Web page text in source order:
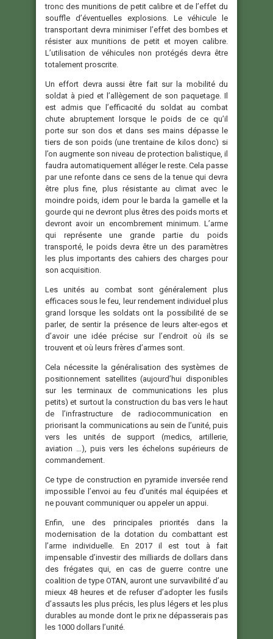
tronc des munitions de petit calibre et de l’effet du
souffle d’éventuelles explosions. Le véhicule le
transportant devra minimiser l’effet des bombes et
résister aux munitions de petit et moyen calibre.
L’utilisation de véhicules non protégés devra être
totalement proscrite.
Un effort devra aussi être fait sur la mobilité du
soldat à pied et l’allègement de son paquetage. Il
est admis que l’efficacité du soldat au combat
chute abruptement lorsque le poids de ce qu’il
porte sur son dos et dans ses mains dépasse le
tiers de son poids (une trentaine de kilos donc) si
l’on augmente son niveau de protection balistique, il
faudra automatiquement alléger le reste. Cela passe
par une refonte dans ce sens de la tenue qui devra
être plus fine, plus résistante au climat avec le
moindre poids, idem pour le barda la gamelle et la
gourde qui ne devront plus êtres des poids morts et
devront avoir un encombrement minimum. L’arme
qui représente une grande partie du poids
transporté, le poids devra être un des paramètres
les plus importants des cahiers des charges pour
son acquisition.
Les unités au combat sont généralement plus
efficaces sous le feu, leur rendement individuel plus
grand lorsque les soldats ont la possibilité de se
parler, de sentir la présence de leurs alter-egos et
d’avoir une idée précise sur l’endroit où ils se
trouvent et où leurs frères d’armes sont.
Cela nécessite la généralisation des systèmes de
positionnement satellites (aujourd’hui disponibles
sur les terminaux de communications les plus
petits) et surtout la construction du bas vers le haut
de l’infrastructure de radiocommunication en
priorisant la communications au sein de l’unité, puis
vers les unités de support (medics, artillerie,
aviation …), puis vers les échelons supérieurs de
commandement.
Ce type de construction en pyramide inversée rend
impossible l’envoi au feu d’unités mal équipées et
ne pouvant communiquer ou appeler un appui.
Enfin, une des principales priorités dans la
modernisation de la dotation du combattant est
l’arme individuelle. En 2017 il est tout à fait
impensable d’investir des milliards de dollars dans
des frégates qui, en cas de guerre contre une
coalition de type OTAN, auront une survavibilité d’au
mieux 48 heures et de refuser d’adopter les fusils
d’assauts les plus précis, les plus légers et les plus
durables au monde dont le prix ne dépasserais pas
les 1000 dollars l’unité.